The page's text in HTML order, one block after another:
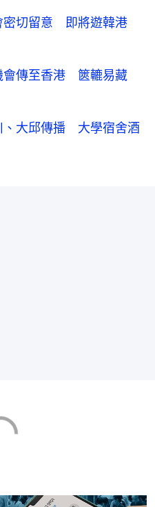
密切留意 即將遊韓港
會傳至香港 篋轆易藏
、大邱傳播 大學宿舍酒